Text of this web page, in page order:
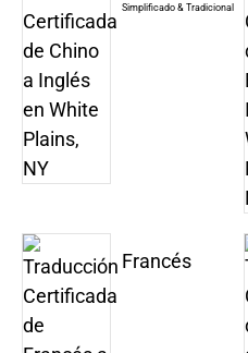
Simplificado & Tradicional
Francés